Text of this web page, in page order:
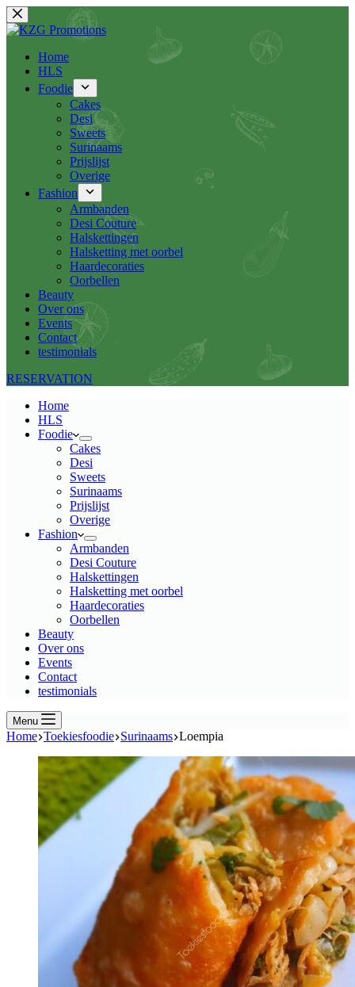
Ga
naar
inhoudHome
HLS
Foodie
Cakes
Desi
Sweets
Surinaams
Prijslijst
Overige
Fashion
Armbanden
Desi Couture
Halskettingen
Halsketting met oorbel
Haardecoraties
Oorbellen
Beauty
Over ons
Events
Contact
testimonials
RESERVATION
Home
HLS
Foodie
Cakes
Desi
Sweets
Surinaams
Prijslijst
Overige
Fashion
Armbanden
Desi Couture
Halskettingen
Halsketting met oorbel
Haardecoraties
Oorbellen
Beauty
Over ons
Events
Contact
testimonials
Menu
Home Toekiesfoodie Surinaams Loempia